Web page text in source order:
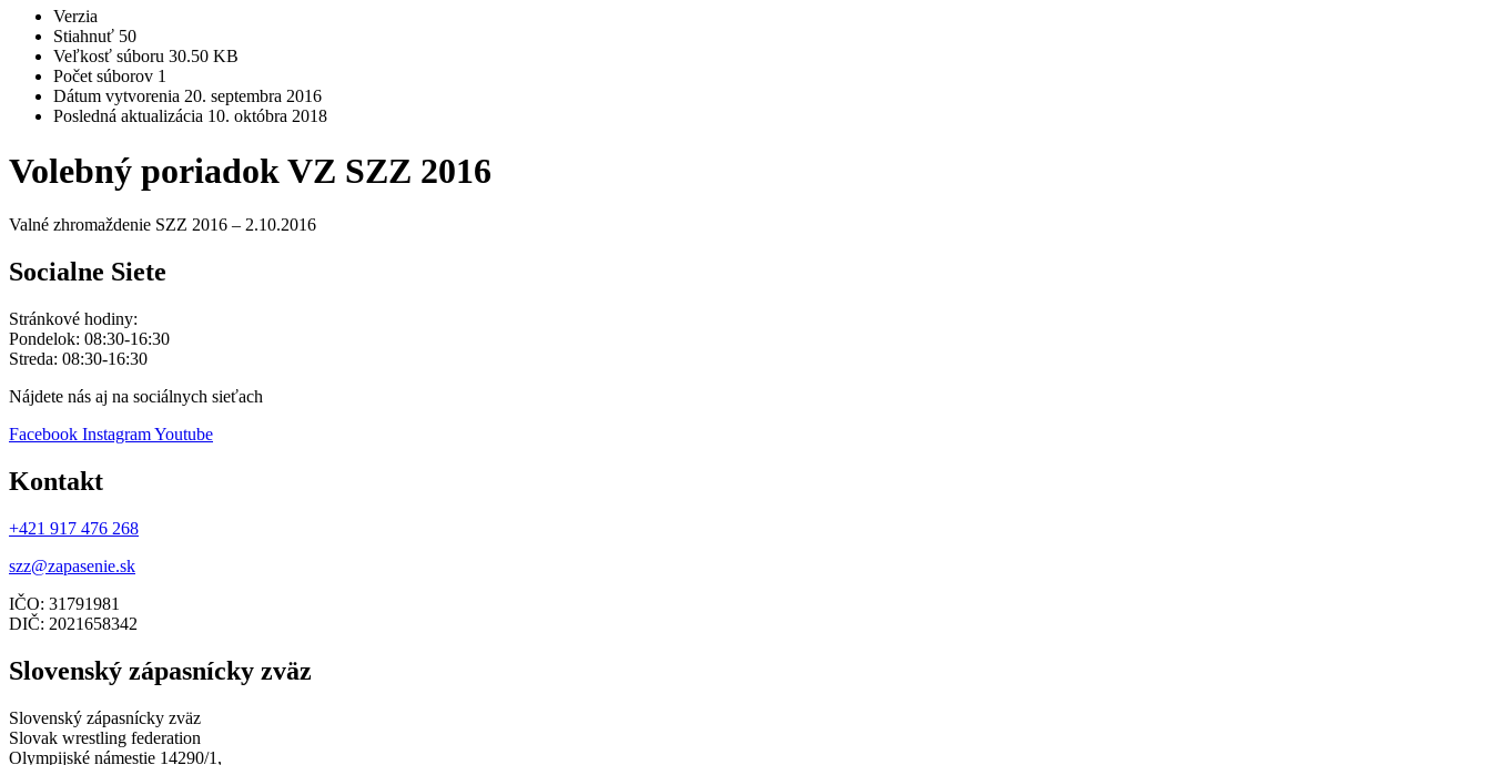
Verzia
Stiahnuť 50
Veľkosť súboru 30.50 KB
Počet súborov 1
Dátum vytvorenia 20. septembra 2016
Posledná aktualizácia 10. októbra 2018
Volebný poriadok VZ SZZ 2016
Valné zhromaždenie SZZ 2016 – 2.10.2016
Socialne Siete
Stránkové hodiny:
Pondelok: 08:30-16:30
Streda: 08:30-16:30
Nájdete nás aj na sociálnych sieťach
Facebook InstagramYoutube
Kontakt
+421 917 476 268
szz@zapasenie.sk
IČO: 31791981
DIČ: 2021658342
Slovenský zápasnícky zväz
Slovenský zápasnícky zväz
Slovak wrestling federation
Olympijské námestie 14290/1,